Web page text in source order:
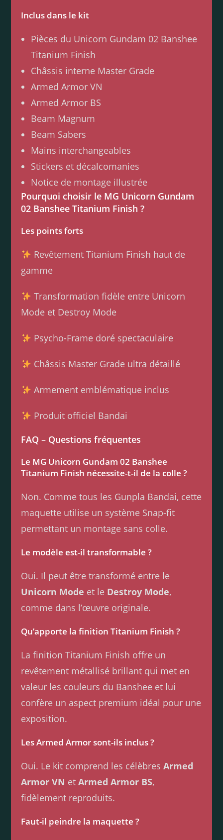
Inclus dans le kit
Pièces du Unicorn Gundam 02 Banshee
Titanium Finish
Châssis interne Master Grade
Armed Armor VN
Armed Armor BS
Beam Magnum
Beam Sabers
Mains interchangeables
Stickers et décalcomanies
Notice de montage illustrée
Pourquoi choisir le MG Unicorn Gundam
02 Banshee Titanium Finish ?
Les points forts
Revêtement Titanium Finish haut de
gamme
Transformation fidèle entre Unicorn
Mode et Destroy Mode
Psycho-Frame doré spectaculaire
Châssis Master Grade ultra détaillé
Armement emblématique inclus
Produit officiel Bandai
FAQ – Questions fréquentes
Le MG Unicorn Gundam 02 Banshee
Titanium Finish nécessite-t-il de la colle ?
Non. Comme tous les Gunpla Bandai, cette
maquette utilise un système Snap-fit
permettant un montage sans colle.
Le modèle est-il transformable ?
Oui. Il peut être transformé entre le
Unicorn Mode et le Destroy Mode,
comme dans l’œuvre originale.
Qu’apporte la finition Titanium Finish ?
La finition Titanium Finish offre un
revêtement métallisé brillant qui met en
valeur les couleurs du Banshee et lui
confère un aspect premium idéal pour une
exposition.
Les Armed Armor sont-ils inclus ?
Oui. Le kit comprend les célèbresArmed
Armor VN etArmed Armor BS,
fidèlement reproduits.
Faut-il peindre la maquette ?